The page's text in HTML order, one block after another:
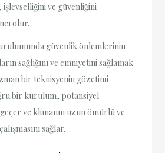
işlevselliğini ve güvenliğini
olur.
güvenlik önlemlerinin
sağlığını ve emniyetini sağlamak
bir teknisyenin gözetimi
bir kurulum, potansiyel
ve klimanın uzun ömürlü ve
sağlar.